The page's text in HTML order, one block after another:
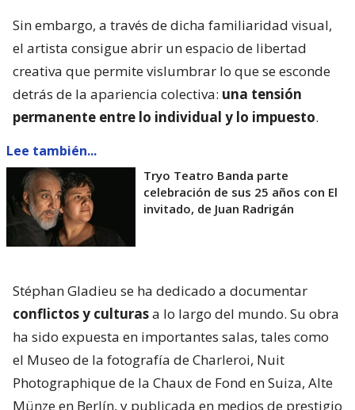
Sin embargo, a través de dicha familiaridad visual,
el artista consigue abrir un espacio de libertad
creativa que permite vislumbrar lo que se esconde
detrás de la apariencia colectiva: una tensión
permanente entre lo individual y lo impuesto.
Lee también...
Tryo Teatro Banda parte
celebración de sus 25 años con El
invitado, de Juan Radrigán
Stéphan Gladieu se ha dedicado a documentar
conflictos y culturasa lo largo del mundo. Su obra
ha sido expuesta en importantes salas, tales como
el Museo de la fotografía de Charleroi, Nuit
Photographique de la Chaux de Fond en Suiza, Alte
Münze en Berlín, y publicada en medios de prestigio